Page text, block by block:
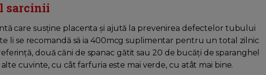
sarcinii
care susține placenta și ajută la prevenirea defectelor tubului
li se recomandă să ia 400mcg suplimentar pentru un total zilnic
două căni de spanac gătit sau 20 de bucăți de sparanghel
cuvinte, cu cât farfuria este mai verde, cu atât mai bine.